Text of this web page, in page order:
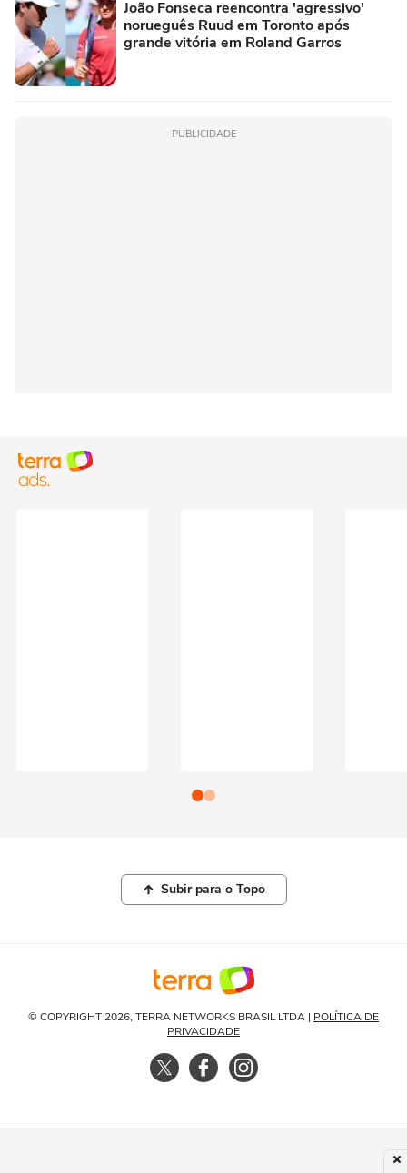
João Fonseca reencontra 'agressivo'
norueguês Ruud em Toronto após
grande vitória em Roland Garros
PUBLICIDADE
Subir para o Topo
© COPYRIGHT 2026, TERRA NETWORKS BRASIL LTDA | POLÍTICA DE
PRIVACIDADE